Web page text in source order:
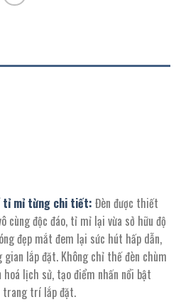
tỉ mỉ từng chi tiết: Đèn được thiết
cùng độc đáo, tỉ mỉ lại vừa sở hữu độ
đẹp mắt đem lại sức hút hấp dẫn,
gian lắp đặt. Không chỉ thế đèn chùm
lịch sử, tạo điểm nhấn nổi bật
trang trí lắp đặt.